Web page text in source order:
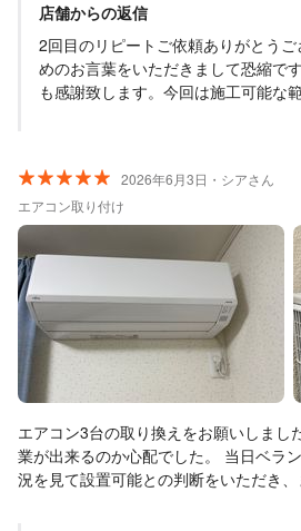
ダで簡単な工事ではありましたが、「
ト一つ分浮かす」という注文にも丁寧
板下部分に発泡スチロールを噛ませる
ならないし、2cmくらいの隙間が空い
るような感じになったので満足です。
つけていた時は、室内機と壁面の間に
しになりカビ防止になると思います。
るのはいいのか邪道なのかは分かりませ
もどうすればいいいいのか提案して頂
はオオツキさんならではかと思います。
た！マジ感謝！
店舗からの返信
2回目のリピートご依頼ありがとう
めのお言葉をいただきまして恐縮で
も感謝致します。今回は施工可能な
ありませんでしたし、施工前にご要
ありがとうございました！
2026年6月3日・シアさん
エアコン取り付け
エアコン3台の取り換えをお願いしまし
業が出来るのか心配でした。 当日ベラ
況を見て設置可能との判断をいただき
ずに済みました。 事前に相談していた